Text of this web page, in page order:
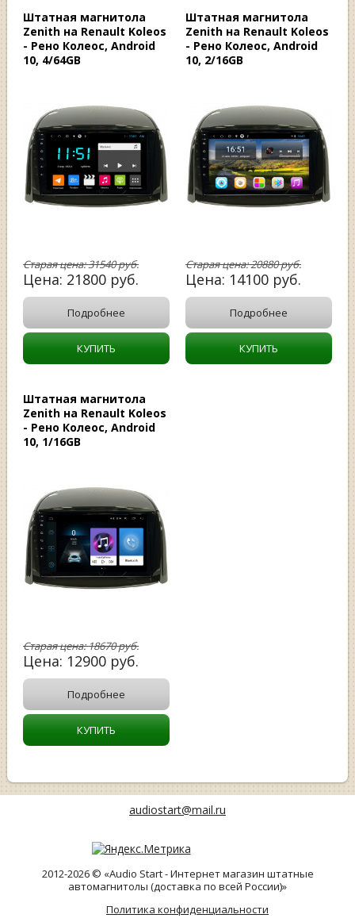
Штатная магнитола
Zenith на Renault Koleos
- Рено Колеос, Android
10, 4/64GB
Старая цена:31540руб.
Цена: 21800 руб.
Подробнее
КУПИТЬ
Штатная магнитола
Zenith на Renault Koleos
- Рено Колеос, Android
10, 2/16GB
Старая цена:20880руб.
Цена: 14100 руб.
Подробнее
КУПИТЬ
Штатная магнитола
Zenith на Renault Koleos
- Рено Колеос, Android
10, 1/16GB
Старая цена:18670руб.
Цена: 12900 руб.
Подробнее
КУПИТЬ
audiostart@mail.ru
2012-2026 © «Audio Start - Интернет магазин штатные
автомагнитолы (доставка по всей России)»
Политика конфиденциальности